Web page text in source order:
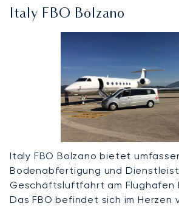
Italy FBO Bolzano
Italy FBO Bolzano bietet
Bodenabfertigung und
Geschäftsluftfahrt am Flughafen
Das FBO befindet sich im Herzen